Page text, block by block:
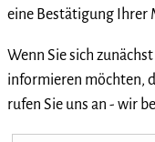
eine Bestätigung Ihrer
Wenn Sie sich
informieren möchten,
rufen Sie uns an - wir